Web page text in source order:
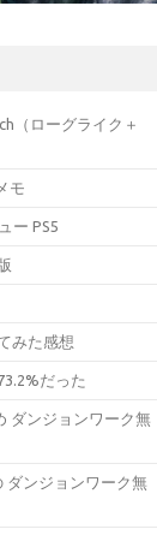
（ローグライク＋
モ
ー PS5
みた感想
だった
ダンジョンワーク無
ダンジョンワーク無